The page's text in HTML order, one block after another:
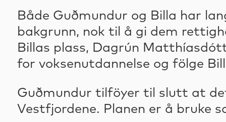
Både Guðmundur og Billa har
bakgrunn, nok til å gi dem
Billas plass, Dagrún
for voksenutdannelse og fölge
Guðmundur tilföyer til slutt at
Vestfjordene. Planen er å bruke